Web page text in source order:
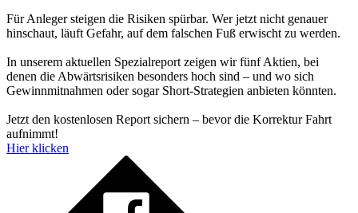
Für Anleger steigen die Risiken spürbar. Wer jetzt nicht genauer
hinschaut, läuft Gefahr, auf dem falschen Fuß erwischt zu werden.
In unserem aktuellen Spezialreport zeigen wir fünf Aktien, bei
denen die Abwärtsrisiken besonders hoch sind – und wo sich
Gewinnmitnahmen oder sogar Short-Strategien anbieten könnten.
Jetzt den kostenlosen Report sichern – bevor die Korrektur Fahrt
aufnimmt!
Hier klicken